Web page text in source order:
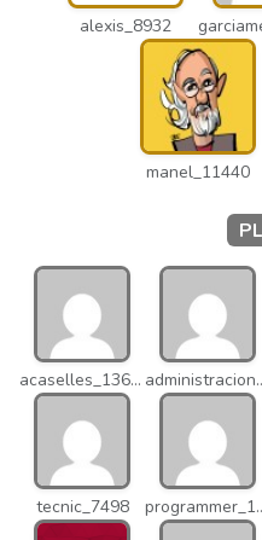
alexis_8932
manel_11440
acaselles_13670
tecnic_7498